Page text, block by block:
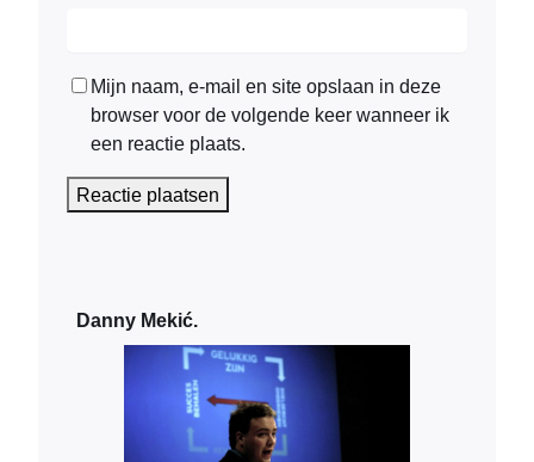
Mijn naam, e-mail en site opslaan in deze
browser voor de volgende keer wanneer ik
een reactie plaats.
Danny Mekić.